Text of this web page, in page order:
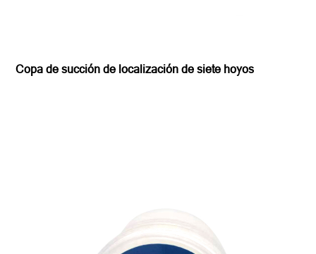
Copa de succión de localización de siete hoyos